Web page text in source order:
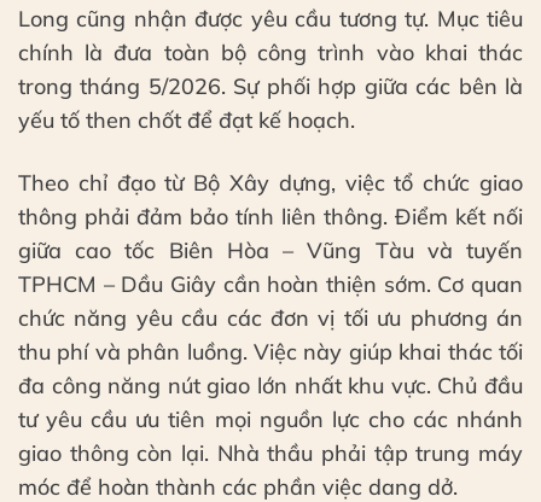
Long cũng nhận được yêu cầu tương tự. Mục tiêu
chính là đưa toàn bộ công trình vào khai thác
trong tháng 5/2026. Sự phối hợp giữa các bên là
yếu tố then chốt để đạt kế hoạch.
Theo chỉ đạo từ Bộ Xây dựng, việc tổ chức giao
thông phải đảm bảo tính liên thông. Điểm kết nối
giữa cao tốc Biên Hòa – Vũng Tàu và tuyến
TPHCM – Dầu Giây cần hoàn thiện sớm. Cơ quan
chức năng yêu cầu các đơn vị tối ưu phương án
thu phí và phân luồng. Việc này giúp khai thác tối
đa công năng nút giao lớn nhất khu vực. Chủ đầu
tư yêu cầu ưu tiên mọi nguồn lực cho các nhánh
giao thông còn lại. Nhà thầu phải tập trung máy
móc để hoàn thành các phần việc dang dở.